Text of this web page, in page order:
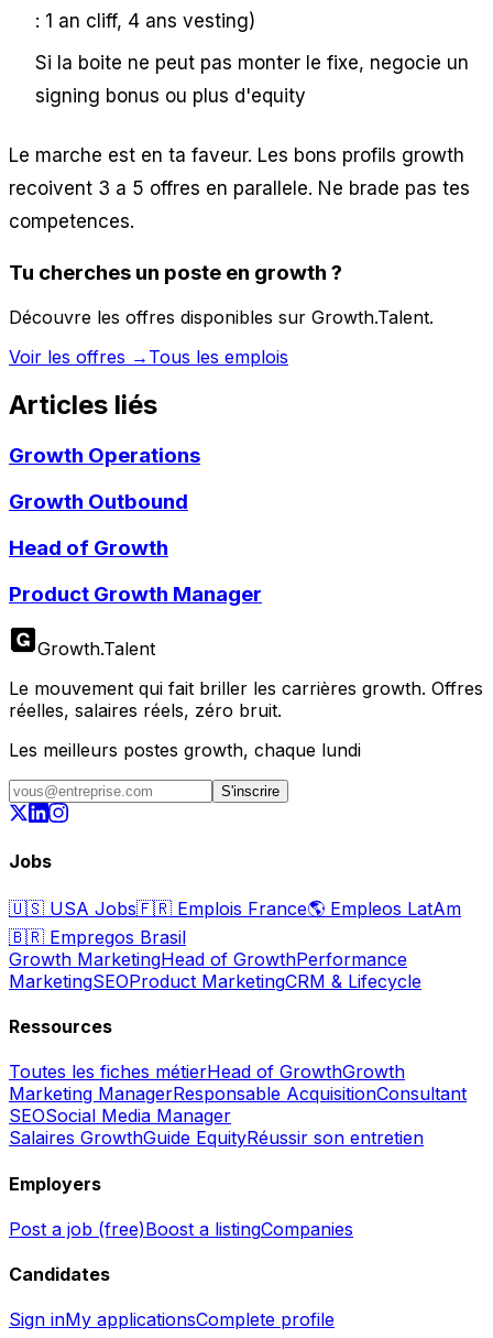
: 1 an cliff, 4 ans vesting)
Si la boite ne peut pas monter le fixe, negocie un
signing bonus ou plus d'equity
Le marche est en ta faveur. Les bons profils growth
recoivent 3 a 5 offres en parallele. Ne brade pas tes
competences.
Tu cherches un poste en growth ?
Découvre les offres disponibles sur Growth.Talent.
Voir les offres → Tous les emplois
Articles liés
Growth Operations
Growth Outbound
Head of Growth
Product Growth Manager
Growth.Talent
Le mouvement qui fait briller les carrières growth. Offres
réelles, salaires réels, zéro bruit.
Les meilleurs postes growth, chaque lundi
S'inscrire
Jobs
🇺🇸 USA Jobs🇫🇷 Emplois France🌎 Empleos LatAm
🇧🇷 Empregos Brasil
Growth MarketingHead of GrowthPerformance
MarketingSEOProduct MarketingCRM & Lifecycle
Ressources
Toutes les fiches métierHead of GrowthGrowth
Marketing ManagerResponsable AcquisitionConsultant
SEOSocial Media Manager
Salaires GrowthGuide EquityRéussir son entretien
Employers
Post a job (free)Boost a listingCompanies
Candidates
Sign inMy applicationsComplete profile